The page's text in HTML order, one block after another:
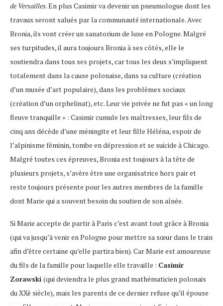
de Versailles. En plus Casimir va devenir un pneumologue dont les
travaux seront salués par la communauté internationale. Avec
Bronia, ils vont créer un sanatorium de luxe en Pologne. Malgré
ses turpitudes, il aura toujours Bronia à ses côtés, elle le
soutiendra dans tous ses projets, car tous les deux s’impliquent
totalement dans la cause polonaise, dans sa culture (création
d’un musée d’art populaire), dans les problèmes sociaux
(création d’un orphelinat), etc. Leur vie privée ne fut pas « un long
fleuve tranquille » : Casimir cumule les maîtresses, leur fils de
cinq ans décède d’une méningite et leur fille Héléna, espoir de
l’alpinisme féminin, tombe en dépression et se suicide à Chicago.
Malgré toutes ces épreuves, Bronia est toujours à la tête de
plusieurs projets, s’avère être une organisatrice hors pair et
reste toujours présente pour les autres membres de la famille
dont Marie qui a souvent besoin du soutien de son aînée.
Si Marie accepte de partir à Paris c’est avant tout grâce à Bronia
(qui va jusqu’à venir en Pologne pour mettre sa sœur dans le train
afin d’être certaine qu’elle partira bien). Car Marie est amoureuse
du fils de la famille pour laquelle elle travaille : Casimir
Zorawski (qui deviendra le plus grand mathématicien polonais
du XXè siècle), mais les parents de ce dernier refuse qu’il épouse